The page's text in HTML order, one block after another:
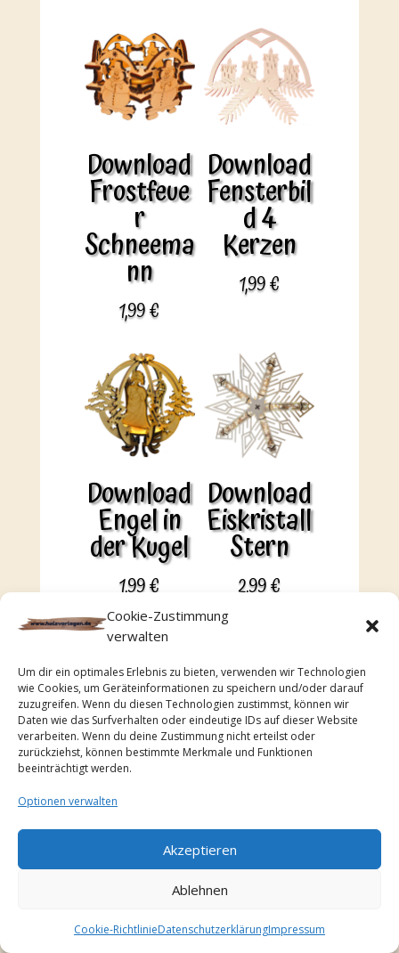
Cookie-Zustimmung
verwalten
Um dir ein optimales Erlebnis zu bieten, verwenden wir Technologien
wie Cookies, um Geräteinformationen zu speichern und/oder darauf
zuzugreifen. Wenn du diesen Technologien zustimmst, können wir
Daten wie das Surfverhalten oder eindeutige IDs auf dieser Website
verarbeiten. Wenn du deine Zustimmung nicht erteilst oder
zurückziehst, können bestimmte Merkmale und Funktionen
beeinträchtigt werden.
Optionen verwalten
Akzeptieren
Ablehnen
Cookie-RichtlinieDatenschutzerklärungImpressum
Download
Frostfeue
r
Schneema
nn
1,99€
Download
Fensterbil
d 4
Kerzen
1,99€
Download
Engel in
der Kugel
1,99€
Download
Eiskristall
Stern
2,99€
Download
Duchgedr
ehter
Weihnach
tsbaum
Download
Starlight
2,49€